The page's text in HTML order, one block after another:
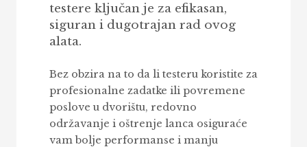
testere ključan je za efikasan,
siguran i dugotrajan rad ovog
alata.
Bez obzira na to da li testeru koristite za
profesionalne zadatke ili povremene
poslove u dvorištu, redovno
održavanje i oštrenje lanca osiguraće
vam bolje performanse i manju